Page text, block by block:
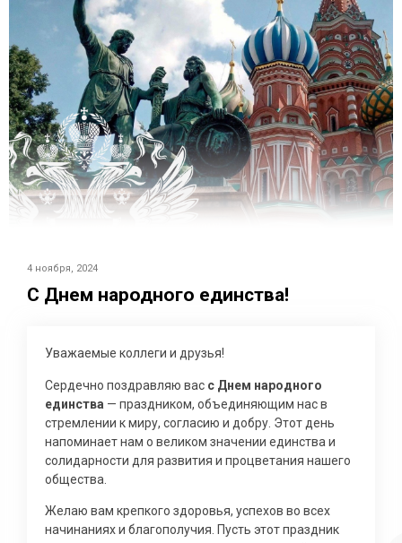
4 ноября, 2024
С Днем народного единства!
Уважаемые коллеги и друзья!
Сердечно поздравляю вас с Днем народного
единства — праздником, объединяющим нас в
стремлении к миру, согласию и добру. Этот день
напоминает нам о великом значении единства и
солидарности для развития и процветания нашего
общества.
Желаю вам крепкого здоровья, успехов во всех
начинаниях и благополучия. Пусть этот праздник